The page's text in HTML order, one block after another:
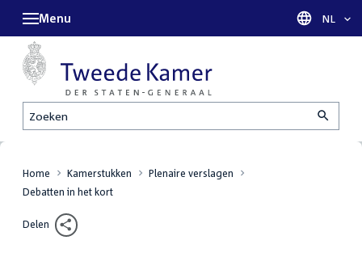
Zoeken
Menu Taal
NL
Home Kamerstukken
Plenaire verslagen
Debatten in het kort
Delen